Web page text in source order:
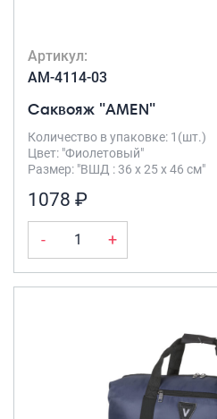
Артикул:
AM-4114-03
Саквояж "AMEN"
Количество в упаковке: 1(шт.)
Цвет: "Фиолетовый"
Размер: "ВШД : 36 х 25 х 46 см"
1078 ₽
- +